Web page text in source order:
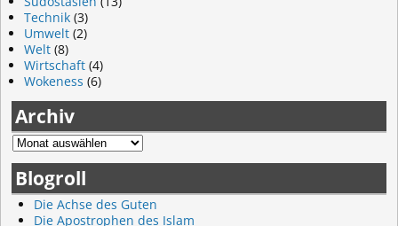
Technik (3)
Umwelt (2)
Welt (8)
Wirtschaft (4)
Wokeness (6)
Archiv
Blogroll
Die Achse des Guten
Die Apostrophen des Islam